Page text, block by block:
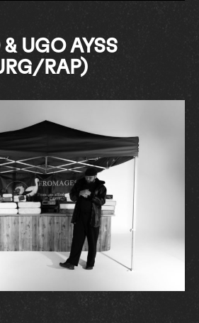
& UGO AYSS
RAP)